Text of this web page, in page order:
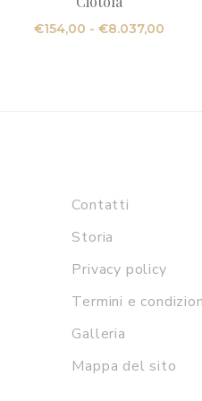
€154,00 - €8.037,00
Contatti
Storia
Privacy policy
Termini e
Galleria
Mappa del sito